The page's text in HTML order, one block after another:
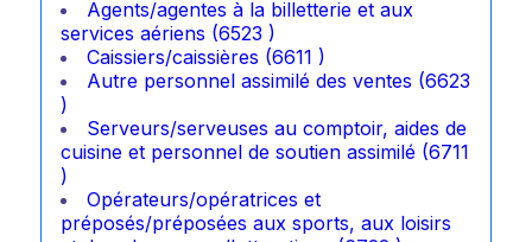
Agents/agentes à la billetterie et aux
services aériens (6523 )
Caissiers/caissières (6611 )
Autre personnel assimilé des ventes (6623
)
Serveurs/serveuses au comptoir, aides de
cuisine et personnel de soutien assimilé (6711
)
Opérateurs/opératrices et
préposés/préposées aux sports, aux loisirs